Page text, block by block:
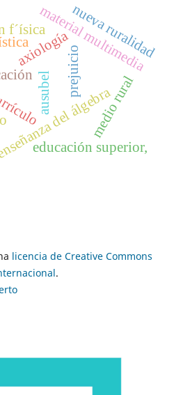
axiología
material multimedia
del álgebra
educación superior,
f´ísica
prejuicio
ausubel medio rural
nueva ruralidad
licencia de Creative Commons
.